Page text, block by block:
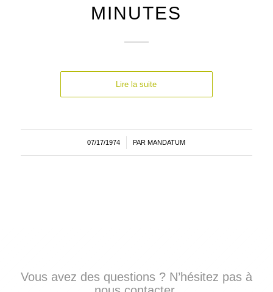
MINUTES
Lire la suite
07/17/1974
/ PARMANDATUM
Vous avez des questions ? N’hésitez pas à